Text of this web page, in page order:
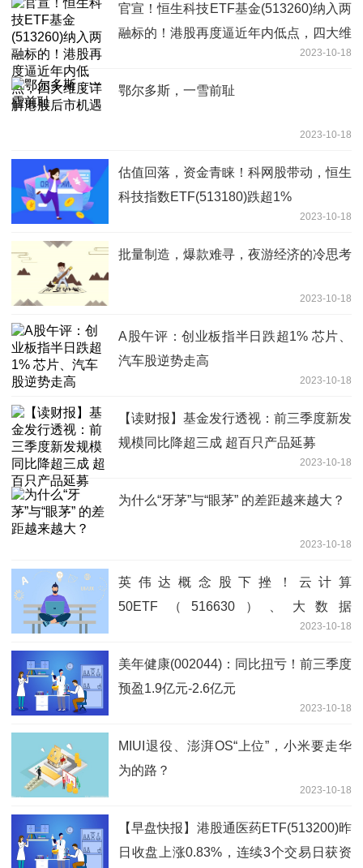
官宣！恒生科技ETF基金(513260)纳入两
融标的！港股再度逼近年内低点，四大维
2023-10-18
鄂尔多斯，一雪前耻
2023-10-18
估值回落，资金青睐！科网股带动，恒生
科技指数ETF(513180)跌超1%
2023-10-18
批量制造，爆款难寻，夜游经济的冷思考
2023-10-18
A股午评：创业板指半日跌超1% 芯片、
汽车股逆势走高
2023-10-18
【读财报】基金发行透视：前三季度新发
规模同比降超三成 超百只产品延募
2023-10-18
为什么“牙茅”与“眼茅” 的差距越来越大？
2023-10-18
英伟达概念股下挫！云计算
50ETF（516630）、大数据
2023-10-18
美年健康(002044)：同比扭亏！前三季度
预盈1.9亿元-2.6亿元
2023-10-18
MIUI退役、澎湃OS“上位”，小米要走华
为的路？
2023-10-18
【早盘快报】港股通医药ETF(513200)昨
日收盘上涨0.83%，连续3个交易日获资